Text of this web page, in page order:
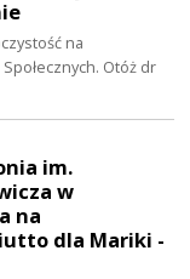
na
Otóż dr
im.
w
na
dla Mariki -